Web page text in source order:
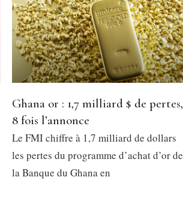
Ghana or : 1,7 milliard $ de pertes,
8 fois l’annonce
Le FMI chiffre à 1,7 milliard de dollars
les pertes du programme d’achat d’or de
la Banque du Ghana en